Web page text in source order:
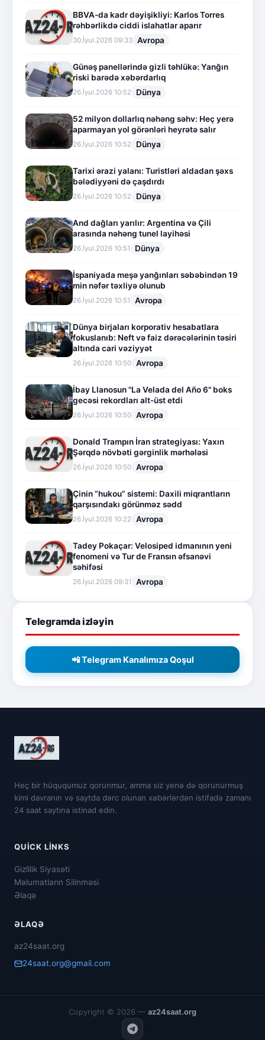
BBVA-da kadr dəyişikliyi: Karlos Torres
rəhbərlikdə ciddi islahatlar aparır
30.İyul.2026 09:33 Avropa
Günəş panellərində gizli təhlükə: Yanğın
riski barədə xəbərdarlıq
26.İyul.2026 10:52 Dünya
52 milyon dollarlıq nəhəng səhv: Heç yerə
aparmayan yol görənləri heyrətə salır
26.İyul.2026 10:52 Dünya
Tarixi ərazi yalanı: Turistləri aldadan şəxs
bələdiyyəni də çaşdırdı
26.İyul.2026 10:52 Dünya
And dağları yarılır: Argentina və Çili
arasında nəhəng tunel layihəsi
26.İyul.2026 10:51 Dünya
İspaniyada meşə yanğınları səbəbindən 19
min nəfər təxliyə olunub
26.İyul.2026 10:51 Avropa
Dünya birjaları korporativ hesabatlara
fokuslanıb: Neft və faiz dərəcələrinin təsiri
altında cari vəziyyət
26.İyul.2026 10:50 Avropa
İbay Llanosun "La Velada del Año 6" boks
gecəsi rekordları alt-üst etdi
26.İyul.2026 10:50 Avropa
Donald Trampın İran strategiyası: Yaxın
Şərqdə növbəti gərginlik mərhələsi
26.İyul.2026 10:50 Avropa
Çinin “hukou” sistemi: Daxili miqrantların
qarşısındakı görünməz sədd
26.İyul.2026 10:22 Avropa
Tadey Pokaçar: Velosiped idmanının yeni
fenomeni və Tur de Fransın əfsanəvi
səhifəsi
26.İyul.2026 09:31 Avropa
Telegramda izləyin
📲 Telegram Kanalımıza Qoşul
Heç bir hüququmuz qorunmur, amma siz yenə də qorunurmuş
kimi davranın və saytda dərc olunan xəbərlərdən istifadə zamanı
24 saat saytına istinad edin.
QUICK LINKS
Gizlilik Siyasəti
Məlumatların Silinməsi
Əlaqə
ƏLAQƏ
az24saat.org
24saat.org@gmail.com
Copyright © 2026 — az24saat.org